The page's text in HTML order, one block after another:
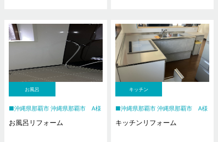
お風呂
沖縄県那覇市 沖縄県那覇市 A様
お風呂リフォーム
キッチン
沖縄県那覇市 沖縄県那覇市 A様
キッチンリフォーム